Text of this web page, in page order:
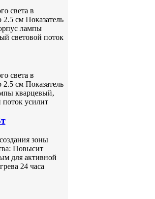
света в
см Показатель
лампы
световой поток
света в
см Показатель
кварцевый,
поток усилит
зоны
Повысит
для активной
24 часа